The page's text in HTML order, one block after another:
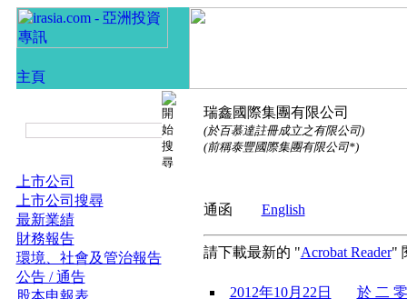
上市公司
上市公司搜尋
最新業績
財務報告
環境、社會及管治報告
公告 / 通告
股本申報表
瑞鑫國際集團有限公司
(於百慕達註冊成立之有限公司)
(前稱泰豐國際集團有限公司*)
通函 English
請下載最新的 "Acrobat Reader"
2012年10月22日
於 二